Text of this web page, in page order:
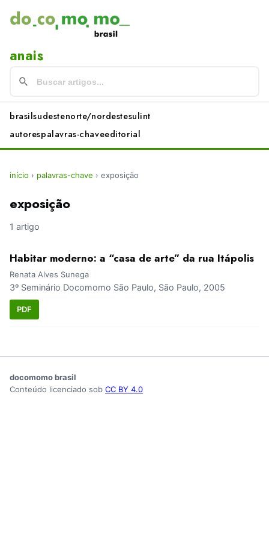
anais
brasilsudestenorte/nordestesulint
autorespalavras-chaveeditorial
início › palavras-chave › exposição
exposição
1 artigo
Habitar moderno: a “casa de arte” da rua Itápolis
Renata Alves Sunega
3º Seminário Docomomo São Paulo, São Paulo, 2005
PDF
docomomo brasil
Conteúdo licenciado sob CC BY 4.0